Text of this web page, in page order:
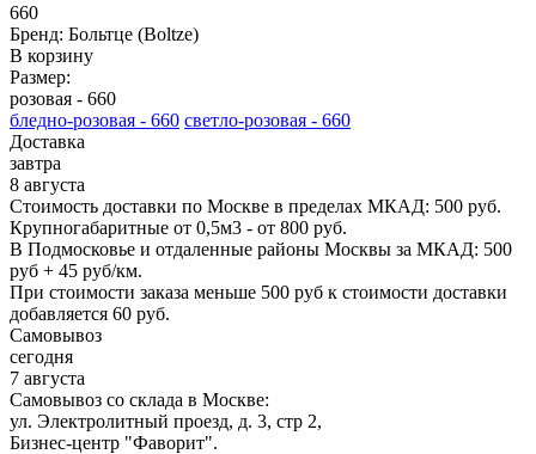
660
Бренд: Больтце (Boltze)
В корзину
Размер:
розовая - 660
бледно-розовая - 660 светло-розовая - 660
Доставка
завтра
8 августа
Стоимость доставки по Москве в пределах МКАД: 500 руб.
Крупногабаритные от 0,5м3 - от 800 руб.
В Подмосковье и отдаленные районы Москвы за МКАД: 500
руб + 45 руб/км.
При стоимости заказа меньше 500 руб к стоимости доставки
добавляется 60 руб.
Самовывоз
сегодня
7 августа
Самовывоз со склада в Москве:
ул. Электролитный проезд, д. 3, стр 2,
Бизнес-центр "Фаворит".